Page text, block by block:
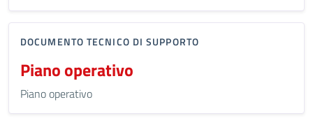
DOCUMENTO TECNICO DI SUPPORTO
Piano operativo
Piano operativo